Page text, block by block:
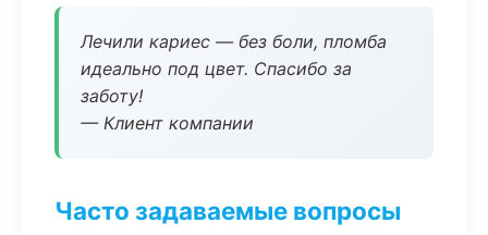
Лечили кариес — без боли, пломба
идеально под цвет. Спасибо за
заботу!
— Клиент компании
Часто задаваемые вопросы